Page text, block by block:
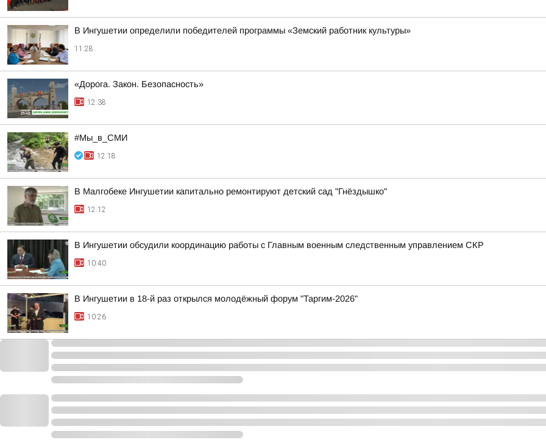
В Ингушетии определили победителей программы «Земский работник культуры»
11:28
«Дорога. Закон. Безопасность»
12:38
#Мы_в_СМИ
12:18
В Малгобеке Ингушетии капитально ремонтируют детский сад "Гнёздышко"
12:12
В Ингушетии обсудили координацию работы с Главным военным следственным управлением СКР
10:40
В Ингушетии в 18-й раз открылся молодёжный форум "Таргим-2026"
10:26